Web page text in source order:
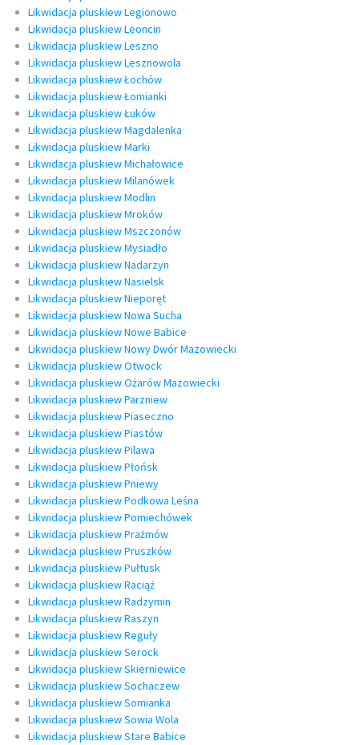
Likwidacja pluskiew Legionowo
Likwidacja pluskiew Leoncin
Likwidacja pluskiew Leszno
Likwidacja pluskiew Lesznowola
Likwidacja pluskiew Łochów
Likwidacja pluskiew Łomianki
Likwidacja pluskiew Łuków
Likwidacja pluskiew Magdalenka
Likwidacja pluskiew Marki
Likwidacja pluskiew Michałowice
Likwidacja pluskiew Milanówek
Likwidacja pluskiew Modlin
Likwidacja pluskiew Mroków
Likwidacja pluskiew Mszczonów
Likwidacja pluskiew Mysiadło
Likwidacja pluskiew Nadarzyn
Likwidacja pluskiew Nasielsk
Likwidacja pluskiew Nieporęt
Likwidacja pluskiew Nowa Sucha
Likwidacja pluskiew Nowe Babice
Likwidacja pluskiew Nowy Dwór Mazowiecki
Likwidacja pluskiew Otwock
Likwidacja pluskiew Ożarów Mazowiecki
Likwidacja pluskiew Parzniew
Likwidacja pluskiew Piaseczno
Likwidacja pluskiew Piastów
Likwidacja pluskiew Pilawa
Likwidacja pluskiew Płońsk
Likwidacja pluskiew Pniewy
Likwidacja pluskiew Podkowa Leśna
Likwidacja pluskiew Pomiechówek
Likwidacja pluskiew Prażmów
Likwidacja pluskiew Pruszków
Likwidacja pluskiew Pułtusk
Likwidacja pluskiew Raciąż
Likwidacja pluskiew Radzymin
Likwidacja pluskiew Raszyn
Likwidacja pluskiew Reguły
Likwidacja pluskiew Serock
Likwidacja pluskiew Skierniewice
Likwidacja pluskiew Sochaczew
Likwidacja pluskiew Somianka
Likwidacja pluskiew Sowia Wola
Likwidacja pluskiew Stare Babice